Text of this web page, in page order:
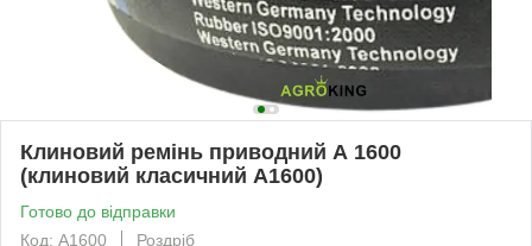
Клиновий ремінь приводний А 1600
(клиновий класичний А1600)
Готово до відправки
Код: А1600
Роздріб